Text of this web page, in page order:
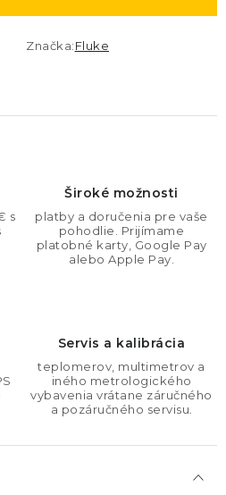
Značka:Fluke
s
Široké možnosti
platby a doručenia pre vaše
pohodlie. Prijímame
platobné karty, Google Pay
alebo Apple Pay.
Servis a kalibrácia
teplomerov, multimetrov a
iného metrologického
vybavenia vrátane záručného
a pozáručného servisu.